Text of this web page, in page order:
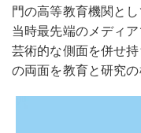
門の高等教育機関と
当時最先端のメディ
芸術的な側面を併せ
の両面を教育と研究